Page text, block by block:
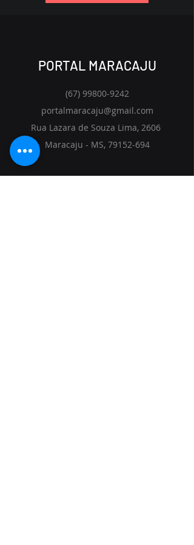
PORTAL MARACAJU
(67) 99800-9242
portalmaracaju@gmail.com
Rua Lazara de Souza Lima, 2606
Maracaju - MS, 79152-694